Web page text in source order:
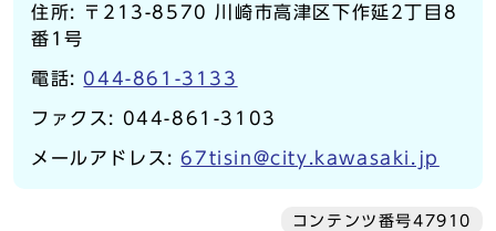
住所: 〒213-8570 川崎市高津区下作延2丁目8
番1号
電話: 044-861-3133
ファクス: 044-861-3103
メールアドレス:67tisin@city.kawasaki.jp
コンテンツ番号47910